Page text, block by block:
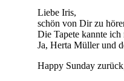
Liebe Iris,
schön von Dir zu
Die Tapete kannte
Ja, Herta Müller und
Happy Sunday